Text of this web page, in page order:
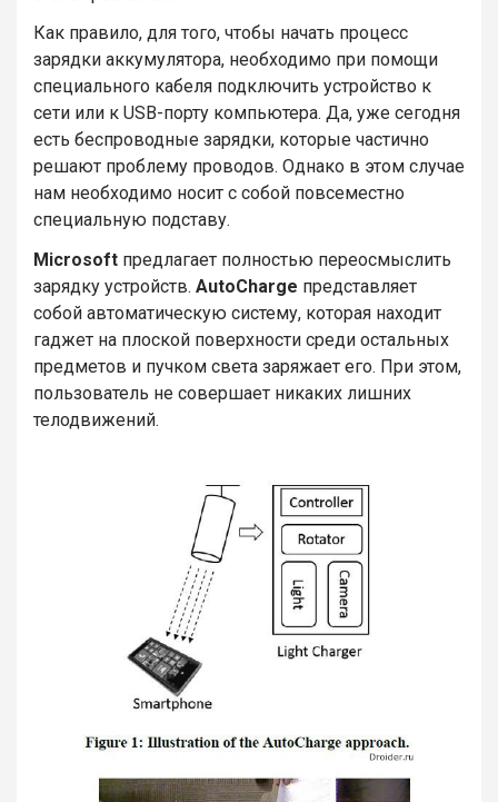
Как правило, для того, чтобы начать процесс
зарядки аккумулятора, необходимо при помощи
специального кабеля подключить устройство к
сети или к USB-порту компьютера. Да, уже сегодня
есть беспроводные зарядки, которые частично
решают проблему проводов. Однако в этом случае
нам необходимо носит с собой повсеместно
специальную подставу.
Microsoft предлагает полностью переосмыслить
зарядку устройств. AutoCharge представляет
собой автоматическую систему, которая находит
гаджет на плоской поверхности среди остальных
предметов и пучком света заряжает его. При этом,
пользователь не совершает никаких лишних
телодвижений.